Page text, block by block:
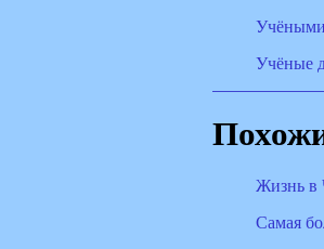
Учёными
Учёные
Жизнь в
Самая